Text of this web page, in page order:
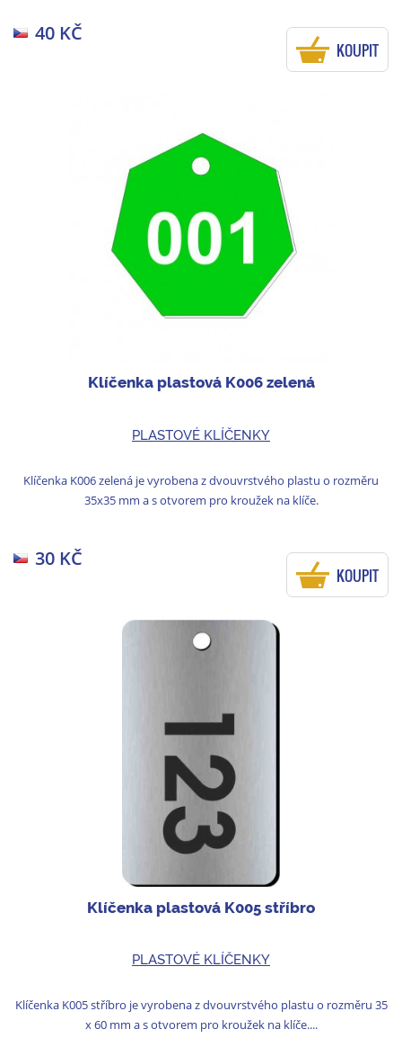
40 KČ
KOUPIT
Klíčenka plastová K006 zelená
PLASTOVÉ KLÍČENKY
Klíčenka K006 zelená je vyrobena z dvouvrstvého plastu o rozměru
35x35 mm a s otvorem pro kroužek na klíče.
30 KČ
KOUPIT
Klíčenka plastová K005 stříbro
PLASTOVÉ KLÍČENKY
Klíčenka K005 stříbro je vyrobena z dvouvrstvého plastu o rozměru 35
x 60 mm a s otvorem pro kroužek na klíče....